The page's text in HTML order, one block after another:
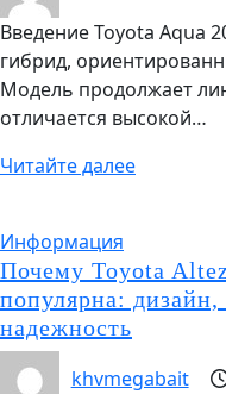
Введение Toyota Aqua
гибрид,
Модель продолжает
отличается высокой…
Читайте далее
Информация
Почему Toyota
популярна: дизайн,
надежность
khvmegabait